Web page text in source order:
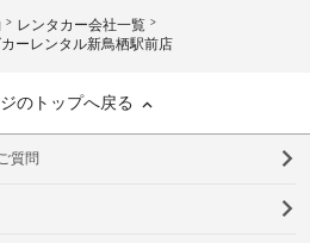
レンタカー会社一覧
ーレンタル新鳥栖駅前店
のトップへ戻る